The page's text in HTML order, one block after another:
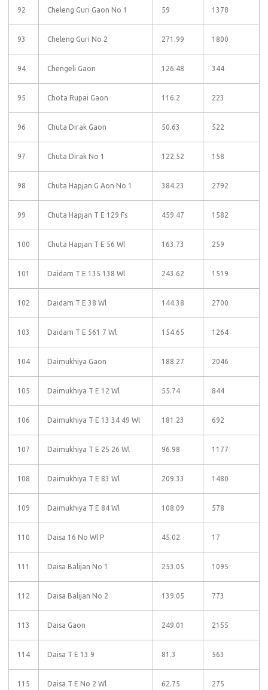
92 Cheleng Guri Gaon No 1 59 1378
93 Cheleng Guri No 2 271.99 1800
94 Chengeli Gaon 126.48 344
95 Chota Rupai Gaon 116.2 223
96 Chuta Dirak Gaon 50.63 522
97 Chuta Dirak No 1 122.52 158
98 Chuta Hapjan G Aon No 1 384.23 2792
99 Chuta Hapjan T E 129 Fs 459.47 1582
100 Chuta Hapjan T E 56 Wl 163.73 259
101 Daidam T E 135 138 Wl 243.62 1519
102 Daidam T E 38 Wl 144.38 2700
103 Daidam T E 561 7 Wl 154.65 1264
104 Daimukhiya Gaon 188.27 2046
105 Daimukhiya T E 12 Wl 55.74 844
106 Daimukhiya T E 13 34 49 Wl 181.23 692
107 Daimukhiya T E 25 26 Wl 96.98 1177
108 Daimukhiya T E 83 Wl 209.33 1480
109 Daimukhiya T E 84 Wl 108.09 578
110 Daisa 16 No Wl P 45.02 17
111 Daisa Balijan No 1 253.05 1095
112 Daisa Balijan No 2 139.05 773
113 Daisa Gaon 249.01 2155
114 Daisa T E 13 9 81.3 563
115 Daisa T E No 2 Wl 62.75 275